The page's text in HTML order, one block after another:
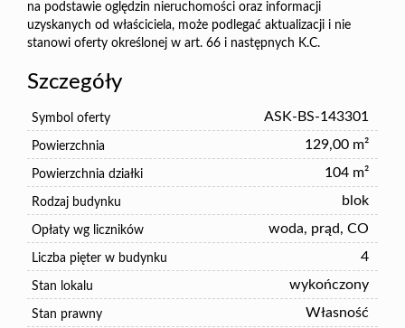
na podstawie oględzin nieruchomości oraz informacji
uzyskanych od właściciela, może podlegać aktualizacji i nie
stanowi oferty określonej w art. 66 i następnych K.C.
Szczegóły
Symbol oferty ASK-BS-143301
Powierzchnia 129,00 m²
Powierzchnia działki 104 m²
Rodzaj budynku blok
Opłaty wg liczników woda, prąd, CO
Liczba pięter w budynku 4
Stan lokalu wykończony
Stan prawny Własność